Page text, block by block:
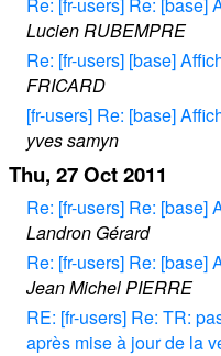
Lucien RUBEMPRE
Re: [fr-users] [base]
FRICARD
[fr-users] Re: [base]
yves samyn
Thu, 27 Oct 2011
Re: [fr-users] Re: [base]
Landron Gérard
Re: [fr-users] Re: [base]
Jean Michel PIERRE
RE: [fr-users] Re: TR:
après mise à jour de la